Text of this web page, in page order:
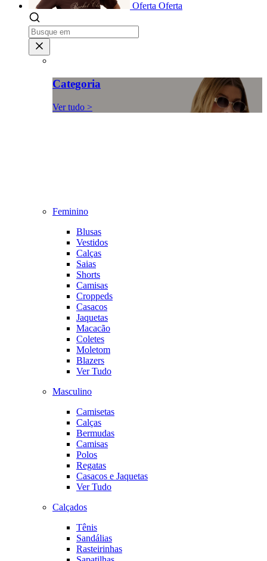
Oferta Oferta
Categoria
Ver tudo >
Feminino
Blusas
Vestidos
Calças
Saias
Shorts
Camisas
Croppeds
Casacos
Jaquetas
Macacão
Coletes
Moletom
Blazers
Ver Tudo
Masculino
Camisetas
Calças
Bermudas
Camisas
Polos
Regatas
Casacos e Jaquetas
Ver Tudo
Calçados
Tênis
Sandálias
Rasteirinhas